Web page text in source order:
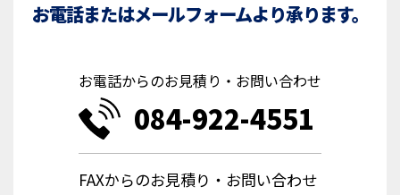
お電話またはメールフォームより承ります。
お電話からのお見積り・お問い合わせ
084-922-4551
FAXからのお見積り・お問い合わせ